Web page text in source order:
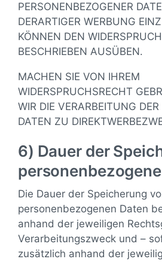
PERSONENBEZOGENER
DERARTIGER WERBUNG
KÖNNEN DEN
BESCHRIEBEN AUSÜBEN.
MACHEN SIE VON IHREM
WIDERSPRUCHSRECHT
WIR DIE VERARBEITUNG
DATEN ZU
6) Dauer der
Die Dauer der Speicherung
personenbezogenen Daten
anhand der jeweiligen
Verarbeitungszweck und –
zusätzlich anhand der